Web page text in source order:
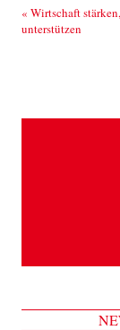
Beitrags-Navigation
« Wirtschaft
unterstützen